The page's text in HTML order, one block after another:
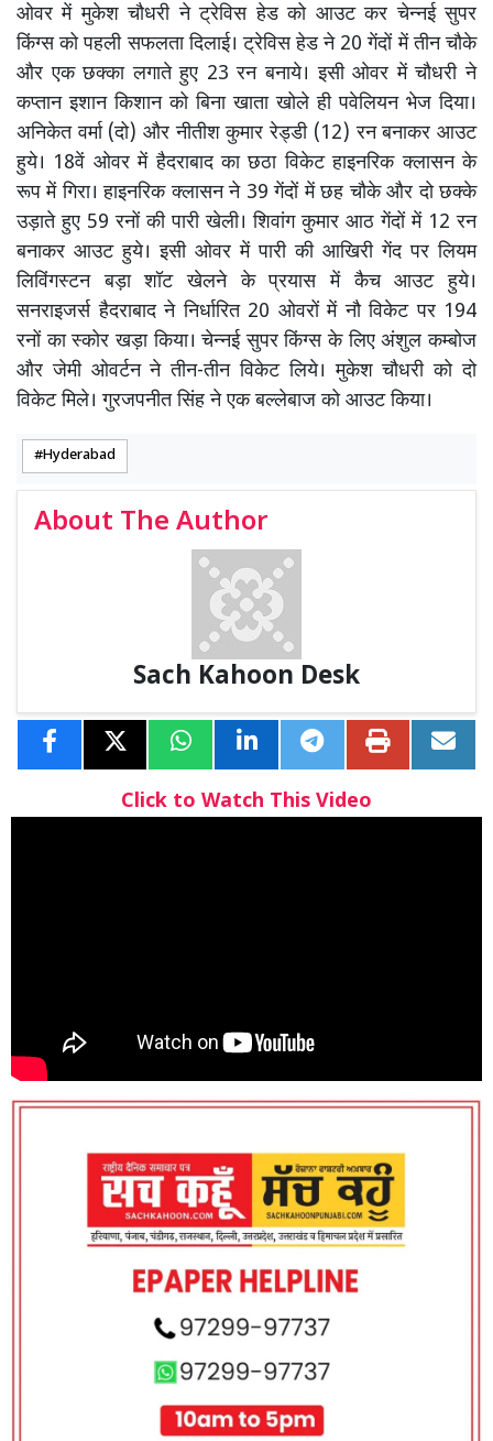
ओवर में मुकेश चौधरी ने ट्रेविस हेड को आउट कर चेन्नई सुपर
किंग्स को पहली सफलता दिलाई। ट्रेविस हेड ने 20 गेंदों में तीन चौके
और एक छक्का लगाते हुए 23 रन बनाये। इसी ओवर में चौधरी ने
कप्तान इशान किशान को बिना खाता खोले ही पवेलियन भेज दिया।
अनिकेत वर्मा (दो) और नीतीश कुमार रेड्डी (12) रन बनाकर आउट
हुये। 18वें ओवर में हैदराबाद का छठा विकेट हाइनरिक क्लासन के
रूप में गिरा। हाइनरिक क्लासन ने 39 गेंदों में छह चौके और दो छक्के
उड़ाते हुए 59 रनों की पारी खेली। शिवांग कुमार आठ गेंदों में 12 रन
बनाकर आउट हुये। इसी ओवर में पारी की आखिरी गेंद पर लियम
लिविंगस्टन बड़ा शॉट खेलने के प्रयास में कैच आउट हुये।
सनराइजर्स हैदराबाद ने निर्धारित 20 ओवरों में नौ विकेट पर 194
रनों का स्कोर खड़ा किया। चेन्नई सुपर किंग्स के लिए अंशुल कम्बोज
और जेमी ओवर्टन ने तीन-तीन विकेट लिये। मुकेश चौधरी को दो
विकेट मिले। गुरजपनीत सिंह ने एक बल्लेबाज को आउट किया।
Hyderabad
About The Author
Sach Kahoon Desk
Click to Watch This Video